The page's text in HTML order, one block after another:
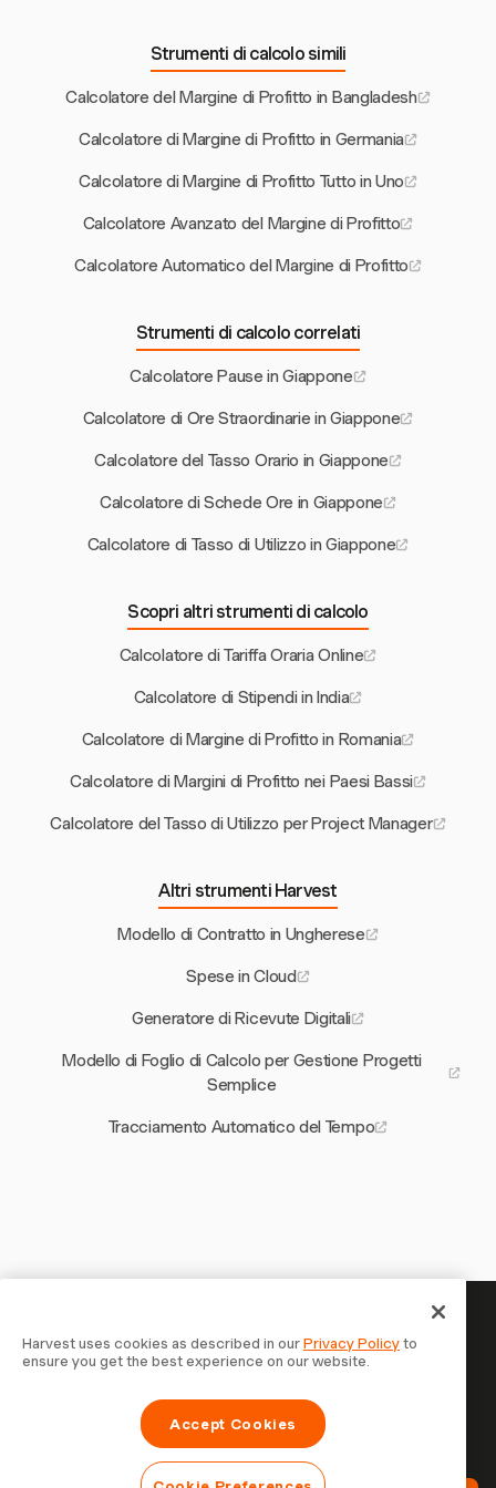
Strumenti di calcolo simili
Calcolatore del Margine di Profitto in Bangladesh
Calcolatore di Margine di Profitto in Germania
Calcolatore di Margine di Profitto Tutto in Uno
Calcolatore Avanzato del Margine di Profitto
Calcolatore Automatico del Margine di Profitto
Strumenti di calcolo correlati
Calcolatore Pause in Giappone
Calcolatore di Ore Straordinarie in Giappone
Calcolatore del Tasso Orario in Giappone
Calcolatore di Schede Ore in Giappone
Calcolatore di Tasso di Utilizzo in Giappone
Scopri altri strumenti di calcolo
Calcolatore di Tariffa Oraria Online
Calcolatore di Stipendi in India
Calcolatore di Margine di Profitto in Romania
Calcolatore di Margini di Profitto nei Paesi Bassi
Calcolatore del Tasso di Utilizzo per Project Manager
Altri strumenti Harvest
Modello di Contratto in Ungherese
Spese in Cloud
Generatore di Ricevute Digitali
Modello di Foglio di Calcolo per Gestione Progetti
Semplice
Tracciamento Automatico del Tempo
Il tuo tempo merita di essere
tracciato — inizia ora
Unisciti a oltre 70.000 aziende che monitorano il tempo,
fatturano i clienti e vengono pagate più velocemente con
Harvest uses cookies as described in ourPrivacy Policyto
ensure you get the best experience on our website.
Accept Cookies